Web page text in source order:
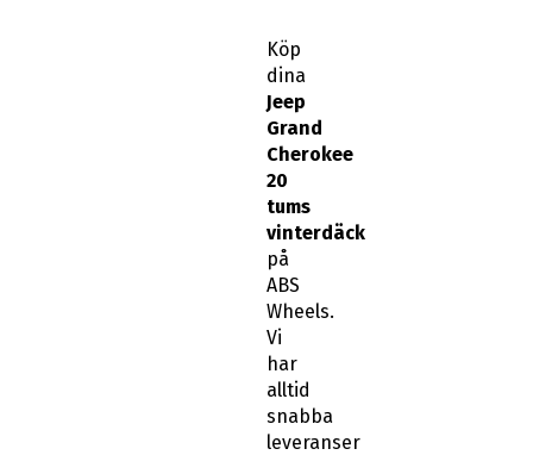
Köp
dina
Jeep
Grand
Cherokee
20
tums
vinterdäck
på
ABS
Wheels.
Vi
har
alltid
snabba
leveranser